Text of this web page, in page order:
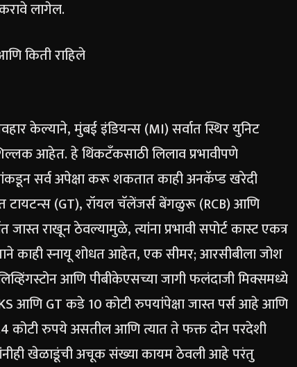
करावे लागेल.
किती राहिले
केल्याने, मुंबई इंडियन्स (MI) सर्वात स्थिर युनिट
आहेत. हे थिंकटँकसाठी लिलाव प्रभावीपणे
सर्व अपेक्षा करू शकतात काही अनकॅप्ड खरेदी
टायटन्स (GT), रॉयल चॅलेंजर्स बेंगळुरू (RCB) आणि
राखून ठेवल्यामुळे, त्यांना प्रभावी सपोर्ट कास्ट एकत्र
काही स्नायू शोधत आहेत, एक सीमर; आरसीबीला जोश
आणि पीबीकेएसच्या जागी फलंदाजी मिक्समध्ये
आणि GT कडे 10 कोटी रुपयांपेक्षा जास्त पर्स आहे आणि
कोटी रुपये असतील आणि त्यात ते फक्त दोन परदेशी
खेळाडूंची अचूक संख्या कायम ठेवली आहे परंतु